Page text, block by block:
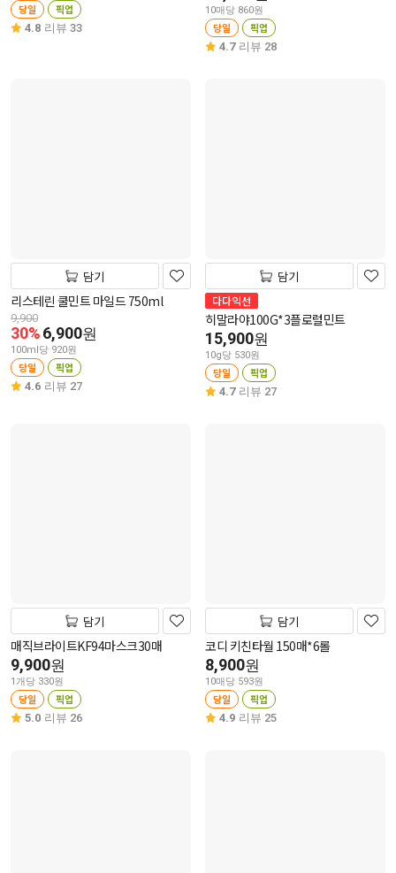
당일 픽업
4.8 리뷰 33
10매당 860원
당일 픽업
4.7 리뷰 28
담기
리스테린 쿨민트 마일드 750ml
9,900
30%6,900원
100ml당 920원
당일 픽업
4.6 리뷰 27
담기
다다익선
히말라야100G*3플로럴민트
15,900원
10g당 530원
당일 픽업
4.7 리뷰 27
담기
매직브라이트KF94마스크30매
9,900원
1개당 330원
당일 픽업
5.0 리뷰 26
담기
코디 키친타월 150매*6롤
8,900원
10매당 593원
당일 픽업
4.9 리뷰 25